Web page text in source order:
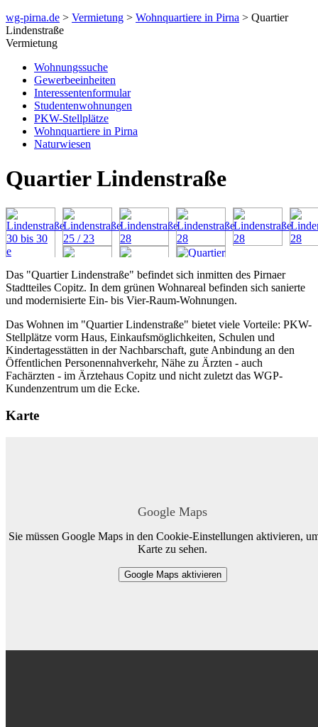
wg-pirna.de > Vermietung > Wohnquartiere in Pirna > Quartier
Lindenstraße
Vermietung
Wohnungssuche
Gewerbeeinheiten
Interessentenformular
Studentenwohnungen
PKW-Stellplätze
Wohnquartiere in Pirna
Naturwiesen
Quartier Lindenstraße
Das "Quartier Lindenstraße" befindet sich inmitten des Pirnaer
Stadtteiles Copitz. In dem grünen Wohnareal befinden sich sanierte
und modernisierte Ein- bis Vier-Raum-Wohnungen.
Das Wohnen im "Quartier Lindenstraße" bietet viele Vorteile: PKW-
Stellplätze vorm Haus, Einkaufsmöglichkeiten, Schulen und
Kindertagesstätten in der Nachbarschaft, gute Anbindung an den
Öffentlichen Personennahverkehr, Nähe zu Ärzten - auch
Fachärzten - im Ärztehaus Copitz und nicht zuletzt das WGP-
Kundenzentrum um die Ecke.
Karte
Google Maps
Sie müssen Google Maps in den Cookie-Einstellungen aktivieren,
Karte zu sehen.
Google Maps aktivieren